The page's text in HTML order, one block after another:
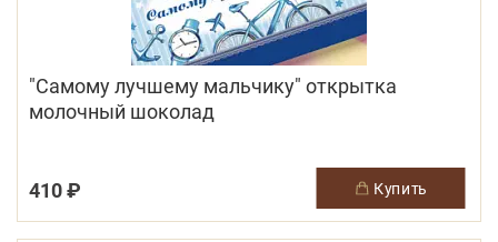
"Самому лучшему мальчику" открытка
молочный шоколад
410 ₽ купить